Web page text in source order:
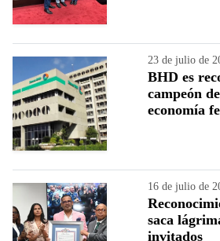
23 de julio de
BHD es
campeón
economía
16 de julio de
saca
invitados